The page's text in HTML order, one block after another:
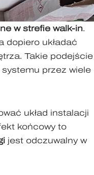
w strefie walk-in.
dopiero układać
Takie podejście
systemu przez wiele
układ instalacji
końcowy to
jest odczuwalny w